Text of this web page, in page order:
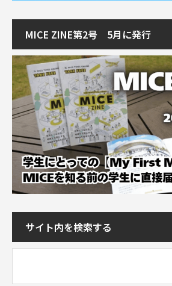
MICE ZINE第2号 5月に発行
サイト内を検索する